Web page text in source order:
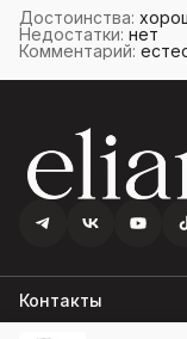
Достоинства:
Недостатки: нет
Комментарий:
Контакты